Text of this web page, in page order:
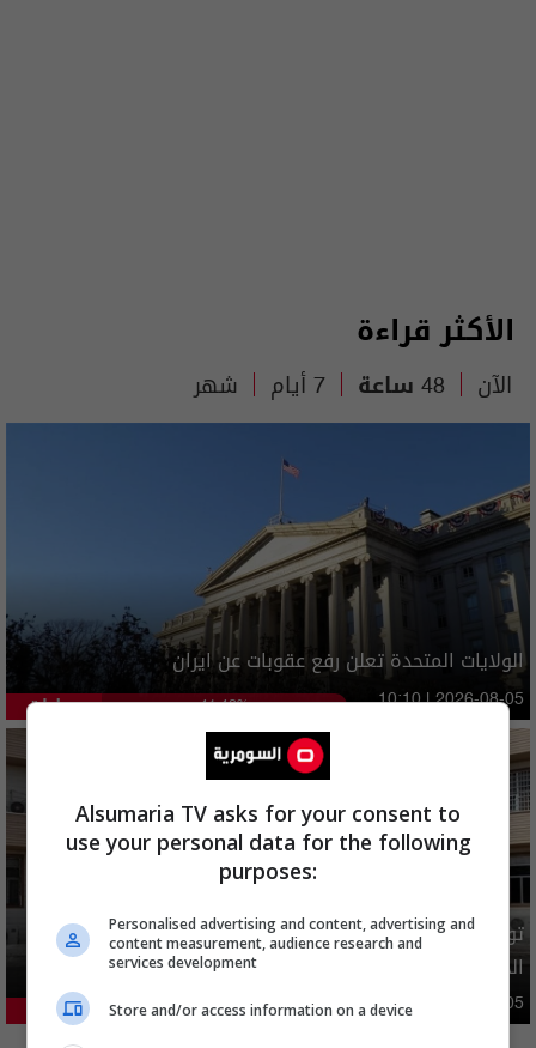
الأكثر قراءة
الآن 48 ساعة 7 أيام شهر
الولايات المتحدة تعلن رفع عقوبات عن ايران
دوليات 41.42% 10:10 | 2026-08-05
توضيح رسمي بشأن إلغاء شمول فئات من المستفيدين بإعانة
الحماية الاجتماعية
محليات 21.18% 05:43 | 2026-08-05
Alsumaria TV asks for your consent to
use your personal data for the following
purposes:
Personalised advertising and content, advertising and
content measurement, audience research and
services development
Store and/or access information on a device